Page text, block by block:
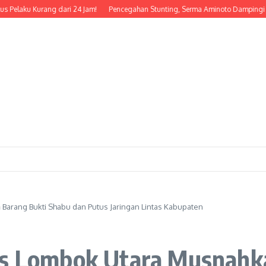
Kurang dari 24 Jam! Pencegahan Stunting, Serma Aminoto Dampingi Nakes
Bukti Shabu dan Putus Jaringan Lintas Kabupaten
Lombok Utara